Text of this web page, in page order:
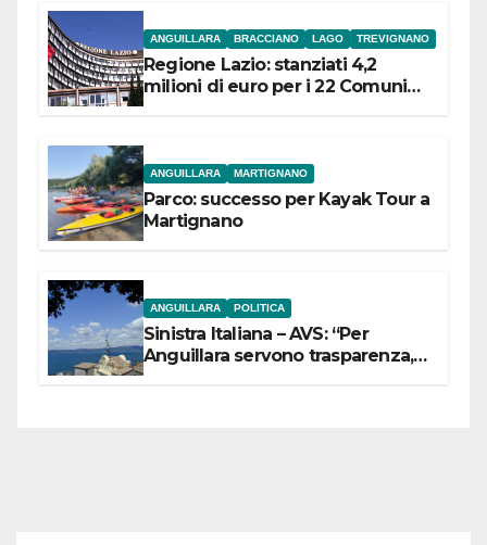
ANGUILLARA BRACCIANO LAGO TREVIGNANO
Regione Lazio: stanziati 4,2
milioni di euro per i 22 Comuni
ANGUILLARA MARTIGNANO
Parco: successo per Kayak Tour a
Martignano
ANGUILLARA POLITICA
Sinistra Italiana – AVS: “Per
Anguillara servono trasparenza,